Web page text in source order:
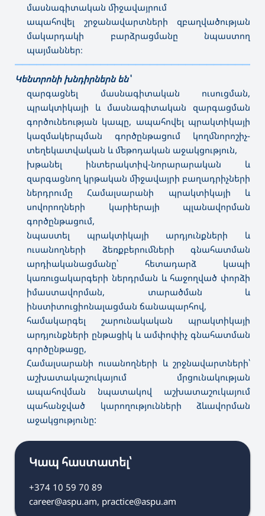
մասնագիտական միջավայրում
ապահովել շրջանավարտների զբաղվածության
մակարդակի բարձրացմանը նպաստող
պայմաններ։
Կենտրոնի խնդիրներն են՝
զարգացնել մասնագիտական ուսուցման,
պրակտիկայի և մասնագիտական զարգացման
գործունեության կապը, ապահովել պրակտիկայի
կազմակերպման գործընթացում կողմնորոշիչ-
տեղեկատվական և մեթոդական աջակցություն,
խթանել ինտերակտիվ-նորարարական և
զարգացնող կրթական միջավայրի բաղադրիչների
ներդրումը Համալսարանի պրակտիկայի և
սովորողների կարիերայի պլանավորման
գործընթացում,
նպաստել պրակտիկայի արդյունքների և
ուսանողների ձեռքբերումների գնահատման
արդիականացմանը՝ հետադարձ կապի
կառուցակարգերի ներդրման և հաջողված փորձի
իմաստավորման, տարածման և
ինստիտուցիոնալացման ճանապարհով,
համակարգել շարունակական պրակտիկայի
արդյունքների ընթացիկ և ամփոփիչ գնահատման
գործընթացը,
Համալսարանի ուսանողների և շրջնավարտների՝
աշխատակաշուկայում մրցունակության
ապահովման նպատակով աշխատաշուկայում
պահանջված կարողությունների ձևավորման
աջակցությունը:
Կապ հաստատել՝
+374 10 59 70 89
career@aspu.am, practice@aspu.am